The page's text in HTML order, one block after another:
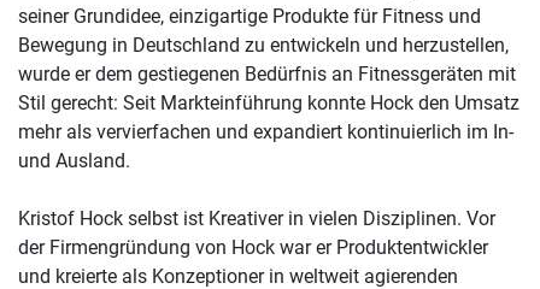
seiner Grundidee, einzigartige Produkte für Fitness und
Bewegung in Deutschland zu entwickeln und herzustellen,
wurde er dem gestiegenen Bedürfnis an Fitnessgeräten mit
Stil gerecht: Seit Markteinführung konnte Hock den Umsatz
mehr als vervierfachen und expandiert kontinuierlich im In-
und Ausland.
Kristof Hock selbst ist Kreativer in vielen Disziplinen. Vor
der Firmengründung von Hock war er Produktentwickler
und kreierte als Konzeptioner in weltweit agierenden